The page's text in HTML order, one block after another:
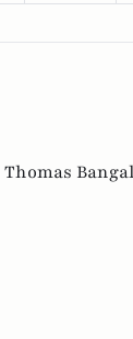
Thomas